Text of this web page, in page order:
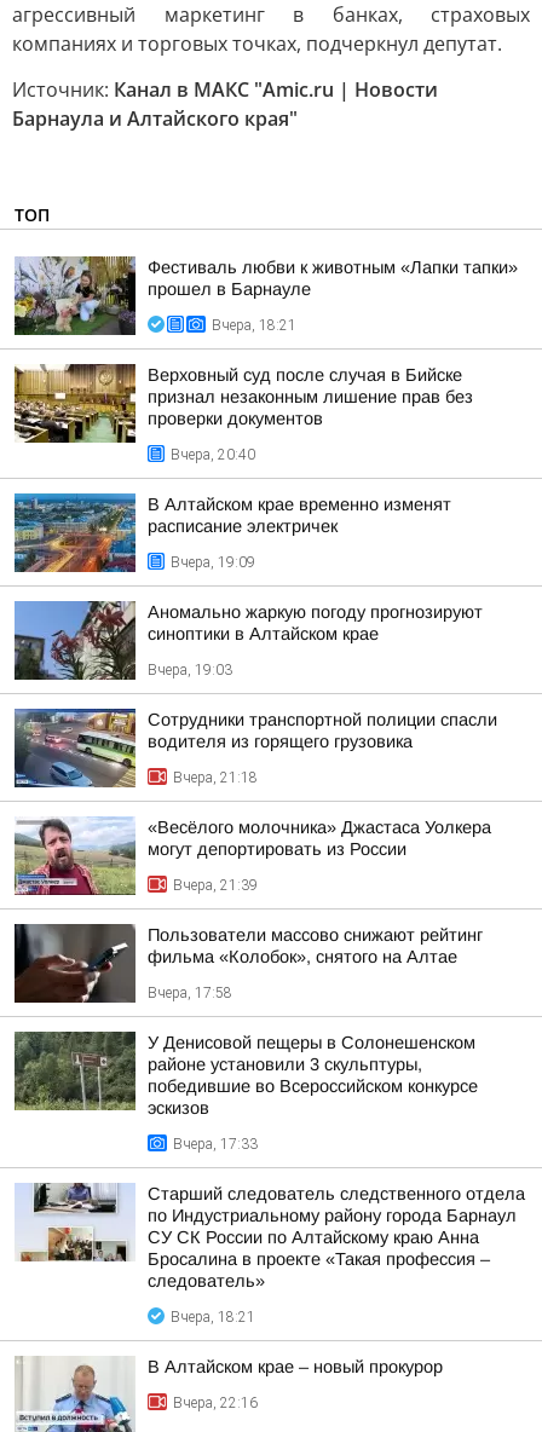
агрессивный маркетинг в банках, страховых
компаниях и торговых точках, подчеркнул депутат.
Источник: Канал в МАКС "Amic.ru | Новости
Барнаула и Алтайского края"
ТОП
Фестиваль любви к животным «Лапки тапки»
прошел в Барнауле
Вчера, 18:21
Верховный суд после случая в Бийске
признал незаконным лишение прав без
проверки документов
Вчера, 20:40
В Алтайском крае временно изменят
расписание электричек
Вчера, 19:09
Аномально жаркую погоду прогнозируют
синоптики в Алтайском крае
Вчера, 19:03
Сотрудники транспортной полиции спасли
водителя из горящего грузовика
Вчера, 21:18
«Весёлого молочника» Джастаса Уолкера
могут депортировать из России
Вчера, 21:39
Пользователи массово снижают рейтинг
фильма «Колобок», снятого на Алтае
Вчера, 17:58
У Денисовой пещеры в Солонешенском
районе установили 3 скульптуры,
победившие во Всероссийском конкурсе
эскизов
Вчера, 17:33
Старший следователь следственного отдела
по Индустриальному району города Барнаул
СУ СК России по Алтайскому краю Анна
Бросалина в проекте «Такая профессия –
следователь»
Вчера, 18:21
В Алтайском крае – новый прокурор
Вчера, 22:16